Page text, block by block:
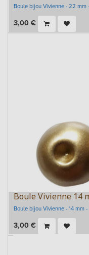
Boule bijou Vivienne - 22 mm
3,00 €
Boule Vivienne 14
Boule bijou Vivienne - 14 mm
3,00 €